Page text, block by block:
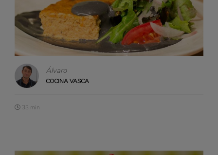
Álvaro
COCINA VASCA
33 min